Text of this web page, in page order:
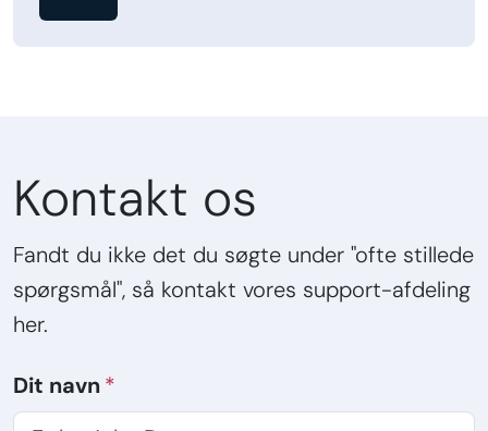
Kontakt os
Fandt du ikke det du søgte under "ofte stillede
spørgsmål", så kontakt vores support-afdeling
her.
Dit navn